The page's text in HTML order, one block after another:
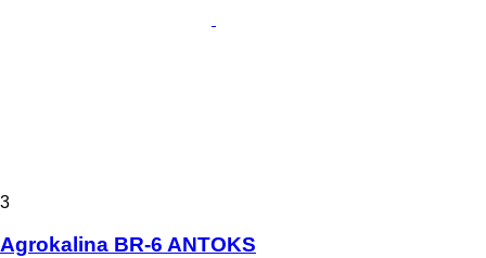
3
Agrokalina BR-6 ANTOKS